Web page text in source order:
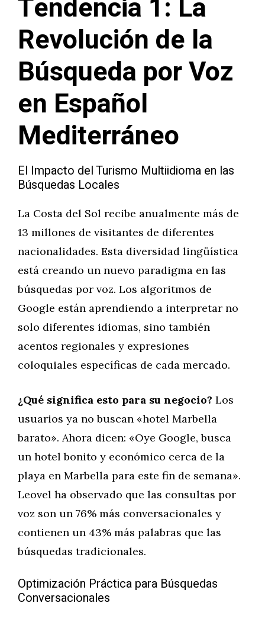
Tendencia 1: La
Revolución de la
Búsqueda por Voz
en Español
Mediterráneo
El Impacto del Turismo Multiidioma en las
Búsquedas Locales
La Costa del Sol recibe anualmente más de
13 millones de visitantes de diferentes
nacionalidades. Esta diversidad lingüística
está creando un nuevo paradigma en las
búsquedas por voz. Los algoritmos de
Google están aprendiendo a interpretar no
solo diferentes idiomas, sino también
acentos regionales y expresiones
coloquiales específicas de cada mercado.
¿Qué significa esto para su negocio? Los
usuarios ya no buscan «hotel Marbella
barato». Ahora dicen: «Oye Google, busca
un hotel bonito y económico cerca de la
playa en Marbella para este fin de semana».
Leovel ha observado que las consultas por
voz son un 76% más conversacionales y
contienen un 43% más palabras que las
búsquedas tradicionales.
Optimización Práctica para Búsquedas
Conversacionales